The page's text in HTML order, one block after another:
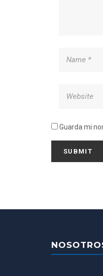
Guarda mi